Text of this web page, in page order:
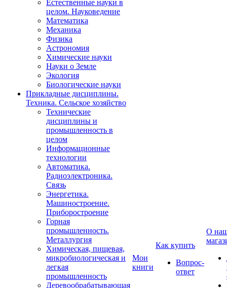
Естественные науки в
целом. Науковедение
Математика
Механика
Физика
Астрономия
Химические науки
Науки о Земле
Экология
Биологические науки
Прикладные дисциплины.
Техника. Сельское хозяйство
Технические
дисциплины и
промышленность в
целом
Информационные
технологии
Автоматика.
Радиоэлектроника.
Связь
Энергетика.
Машиностроение.
Приборостроение
Горная
промышленность.
Металлургия
Химическая, пищевая,
микробиологическая и
легкая
промышленность
Деревообрабатывающая
Мои
книги
Как купить
Вопрос-
ответ
О